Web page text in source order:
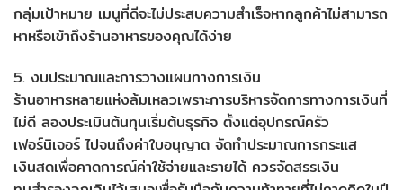
กลุ่มเป้าหมาย เมนูที่ดีจะไม่ประสบความสำเร็จหากลูกค้าไม่สามารถ
หาหรือเข้าถึงร้านอาหารของคุณได้ง่าย
5. งบประมาณและการวางแผนทางการเงิน
ร้านอาหารหลายแห่งล้มเหลวเพราะการบริหารจัดการทางการเงินที่
ไม่ดี ลองประเมินต้นทุนเริ่มต้นธุรกิจ ตั้งแต่อุปกรณ์ครัว
เฟอร์นิเจอร์ ไปจนถึงค่าใบอนุญาต จัดทำประมาณการกระแส
เงินสดเพื่อคาดการณ์ค่าใช้จ่ายและรายได้ ควรจัดสรรเงิน